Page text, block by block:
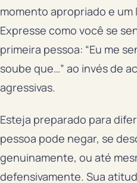
momento apropriado e um
Expresse como você se
primeira pessoa: “Eu me
soube que…” ao invés de
agressivas.
Esteja preparado para
pessoa pode negar, se
genuinamente, ou até
defensivamente. Sua